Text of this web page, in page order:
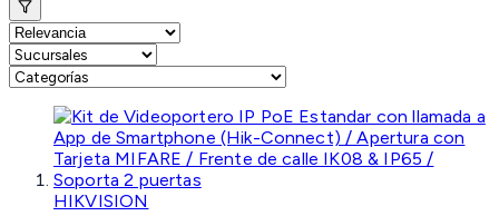
HIKVISION